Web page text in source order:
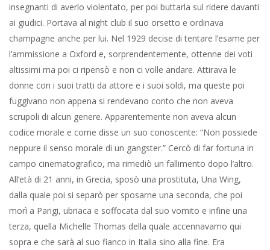
insegnanti di averlo violentato, per poi buttarla sul ridere davanti
ai giudici. Portava al night club il suo orsetto e ordinava
champagne anche per lui. Nel 1929 decise di tentare l’esame per
l’ammissione a Oxford e, sorprendentemente, ottenne dei voti
altissimi ma poi ci ripensò e non ci volle andare. Attirava le
donne con i suoi tratti da attore e i suoi soldi, ma queste poi
fuggivano non appena si rendevano conto che non aveva
scrupoli di alcun genere. Apparentemente non aveva alcun
codice morale e come disse un suo conoscente: “Non possiede
neppure il senso morale di un gangster.” Cercò di far fortuna in
campo cinematografico, ma rimediò un fallimento dopo l’altro.
All’età di 21 anni, in Grecia, sposò una prostituta, Una Wing,
dalla quale poi si separò per sposarne una seconda, che poi
morì a Parigi, ubriaca e soffocata dal suo vomito e infine una
terza, quella Michelle Thomas della quale accennavamo qui
sopra e che sarà al suo fianco in Italia sino alla fine. Era